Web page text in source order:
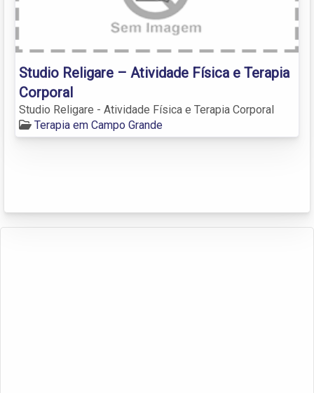
Studio Religare – Atividade Física e Terapia
Corporal
Studio Religare - Atividade Física e Terapia Corporal
Terapia em Campo Grande